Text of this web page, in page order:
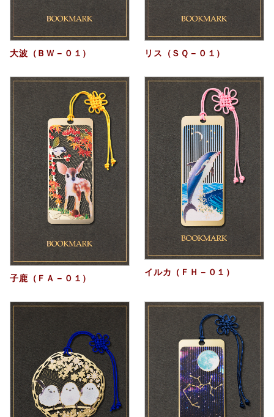
大波（ＢＷ－０１） リス（ＳＱ－０１）
子鹿（ＦＡ－０１） イルカ（ＦＨ－０１）